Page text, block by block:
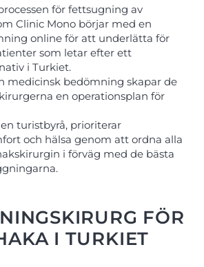
för fettsugning av
Clinic Mono börjar med en
online för att underlätta för
som letar efter ett
i Turkiet.
medicinsk bedömning skapar de
en operationsplan för
turistbyrå, prioriterar
och hälsa genom att ordna alla
i förväg med de bästa
FÖR
I TURKIET